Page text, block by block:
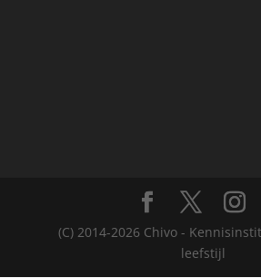
(C) 2014-2026 Chivo -
leefstijl